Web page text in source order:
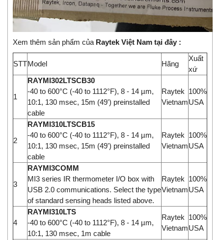
Xem thêm sản phẩm của Raytek Việt Nam tại đây :
STTModel Hãng
Xuất
xứ
1
RAYMI302LTSCB30
-40 to 600°C (-40 to 1112°F), 8 - 14 µm,
10:1, 130 msec, 15m (49') preinstalled
cable
Raytek
Vietnam
100%
USA
2
RAYMI310LTSCB15
-40 to 600°C (-40 to 1112°F), 8 - 14 µm,
10:1, 130 msec, 15m (49') preinstalled
cable
Raytek
Vietnam
100%
USA
3
RAYMI3COMM
MI3 series IR thermometer I/O box with
USB 2.0 communications. Select the type
of standard sensing heads listed above.
Raytek
Vietnam
100%
USA
4
RAYMI310LTS
-40 to 600°C (-40 to 1112°F), 8 - 14 µm,
10:1, 130 msec, 1m cable
Raytek
Vietnam
100%
USA